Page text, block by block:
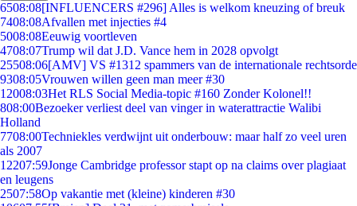
6508:08[INFLUENCERS #296] Alles is welkom kneuzing of breuk
7408:08Afvallen met injecties #4
5008:08Eeuwig voortleven
4708:07Trump wil dat J.D. Vance hem in 2028 opvolgt
25508:06[AMV] VS #1312 spammers van de internationale rechtsorde
9308:05Vrouwen willen geen man meer #30
12008:03Het RLS Social Media-topic #160 Zonder Kolonel!!
808:00Bezoeker verliest deel van vinger in waterattractie Walibi
Holland
7708:00Techniekles verdwijnt uit onderbouw: maar half zo veel uren
als 2007
12207:59Jonge Cambridge professor stapt op na claims over plagiaat
en leugens
2507:58Op vakantie met (kleine) kinderen #30